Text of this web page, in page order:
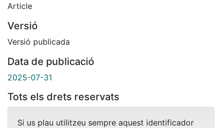
Article
Versió
Versió publicada
Data de publicació
2025-07-31
Tots els drets reservats
Si us plau utilitzeu sempre aquest identificador